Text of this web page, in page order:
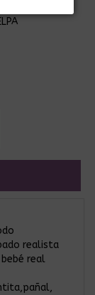
realista
real